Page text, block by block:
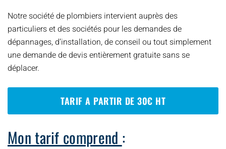
Notre société de plombiers intervient auprès des
particuliers et des sociétés pour les demandes de
dépannages, d’installation, de conseil ou tout simplement
une demande de devis entièrement gratuite sans se
déplacer.
TARIF A PARTIR DE 30€ HT
Mon tarif comprend :